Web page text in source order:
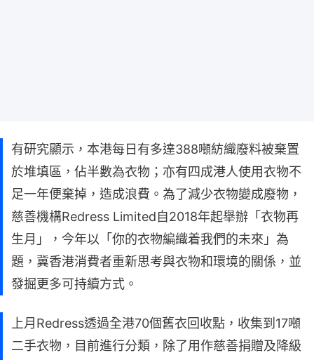
有研究顯示，本港每日有多達388噸紡織廢料被棄置
於堆填區，佔半數為衣物；亦有四成港人使用衣物不
足一年便棄掉，造成浪費。為了減少衣物變成廢物，
慈善機構Redress Limited自2018年起舉辦「衣物再
生月」，今年以「你的衣物編織着我們的未來」為
題，冀香港消費者重新思考與衣物和環境的關係，並
發掘更多可持續方式。
上月Redress透過全港70個舊衣回收點，收集到17噸
二手衣物，目前進行分類，除了用作慈善捐贈及降級